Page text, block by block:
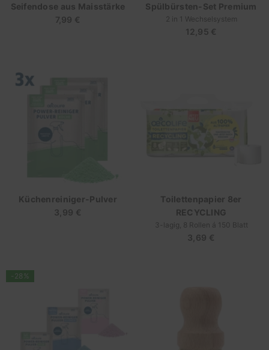
Seifendose aus Maisstärke
Regulärer
7,99 €
Spülbürsten-Set Premium
2 in 1 Wechselsystem
Regulärer
12,95 €
Küchenreiniger-Pulver
Regulärer
3,99 €
Toilettenpapier 8er
RECYCLING
3-lagig, 8 Rollen á 150 Blatt
Regulärer
3,69 €
-28%